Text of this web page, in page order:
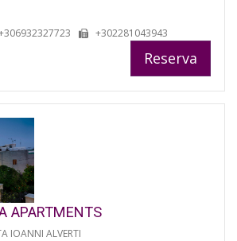
+302281043943
Reserva
APARTMENTS
IOANNI ALVERTI